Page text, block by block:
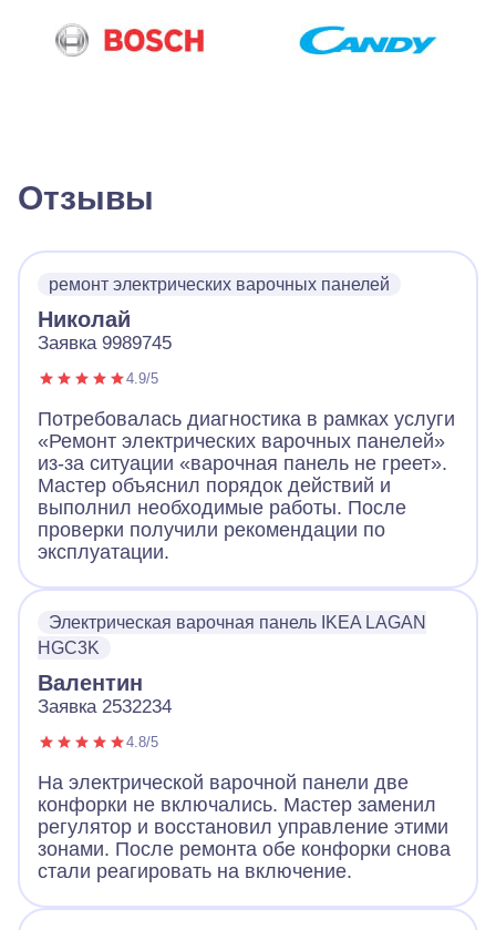
Отзывы
ремонт электрических варочных панелей
Николай
Заявка 9989745
4.9/5
Потребовалась диагностика в рамках услуги
«Ремонт электрических варочных панелей»
из-за ситуации «варочная панель не греет».
Мастер объяснил порядок действий и
выполнил необходимые работы. После
проверки получили рекомендации по
эксплуатации.
Электрическая варочная панель IKEA LAGAN
HGC3K
Валентин
Заявка 2532234
4.8/5
На электрической варочной панели две
конфорки не включались. Мастер заменил
регулятор и восстановил управление этими
зонами. После ремонта обе конфорки снова
стали реагировать на включение.